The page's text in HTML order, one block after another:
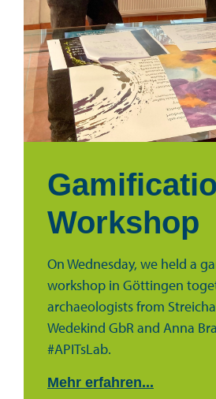
Workshop
On Wednesday, we held a
workshop in Göttingen
archaeologists from
Wedekind GbR and Anna
#APITsLab.
Mehr erfahren...